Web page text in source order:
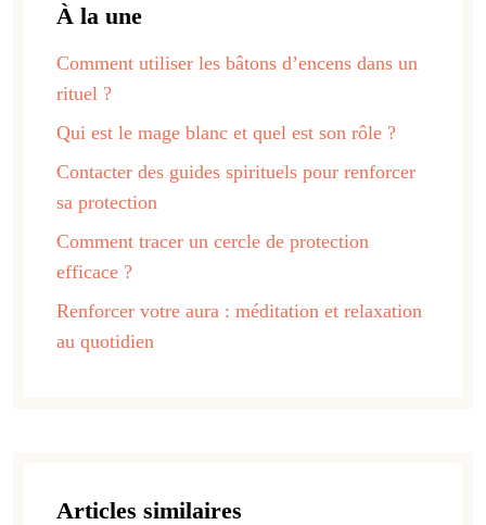
À la une
Comment utiliser les bâtons d’encens dans un
rituel ?
Qui est le mage blanc et quel est son rôle ?
Contacter des guides spirituels pour renforcer
sa protection
Comment tracer un cercle de protection
efficace ?
Renforcer votre aura : méditation et relaxation
au quotidien
Articles similaires